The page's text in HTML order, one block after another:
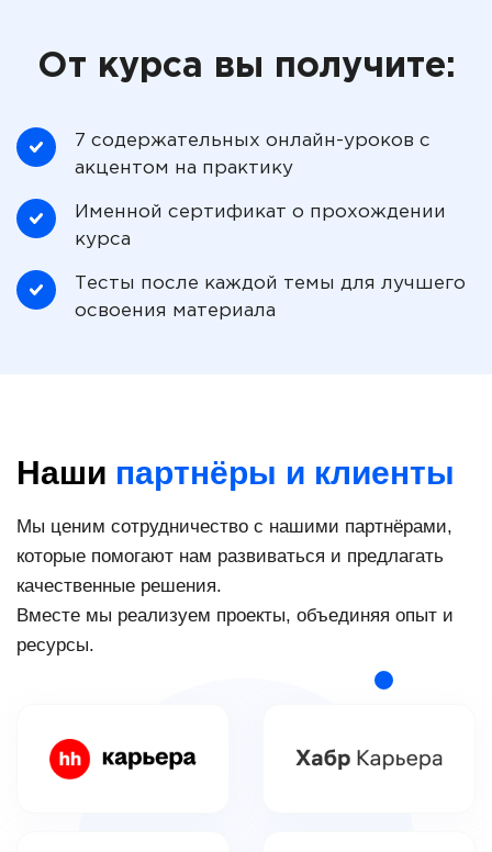
От курса вы получите:
7 содержательных онлайн-уроков с
акцентом на практику
Именной сертификат о прохождении
курса
Тесты после каждой темы для лучшего
освоения материала
Наши партнёры и клиенты
Мы ценим сотрудничество с нашими партнёрами,
которые помогают нам развиваться и предлагать
качественные решения.
Вместе мы реализуем проекты, объединяя опыт и
ресурсы.